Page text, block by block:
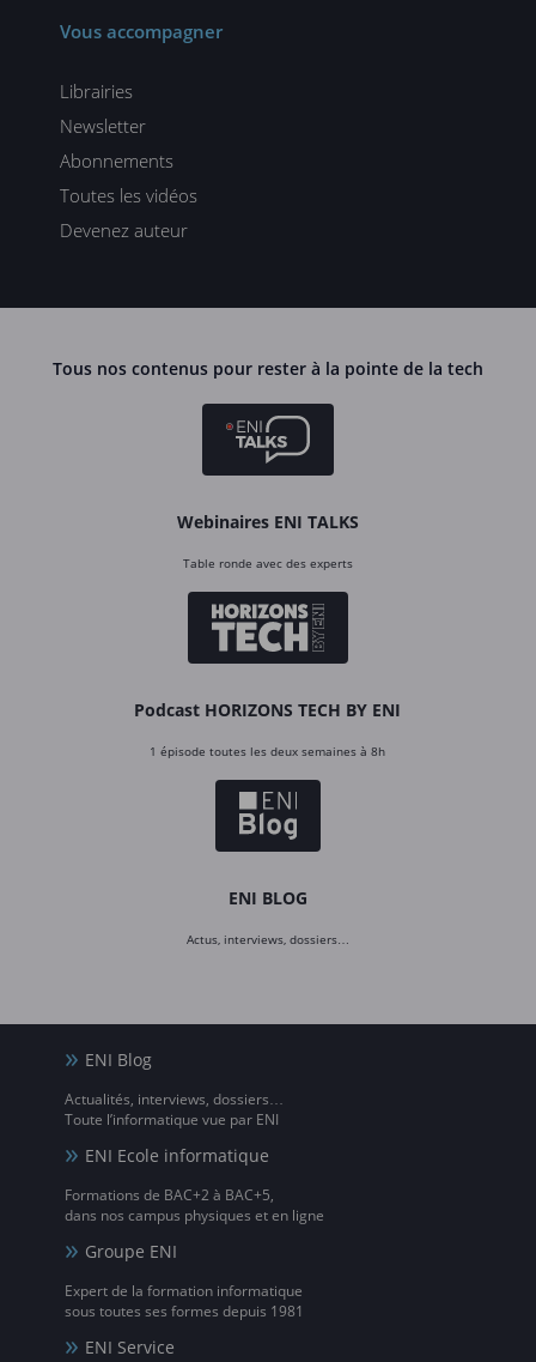
Vous accompagner
Librairies
Newsletter
Abonnements
Toutes les vidéos
Devenez auteur
Tous nos contenus pour rester à la pointe de la tech
Webinaires ENI TALKS
Table ronde avec des experts
Podcast HORIZONS TECH BY ENI
1 épisode toutes les deux semaines à 8h
ENI BLOG
Actus, interviews, dossiers…
ENI Blog
Actualités, interviews, dossiers…
Toute l’informatique vue par ENI
ENI Ecole informatique
Formations de BAC+2 à BAC+5,
dans nos campus physiques et en ligne
Groupe ENI
Expert de la formation informatique
sous toutes ses formes depuis 1981
ENI Service